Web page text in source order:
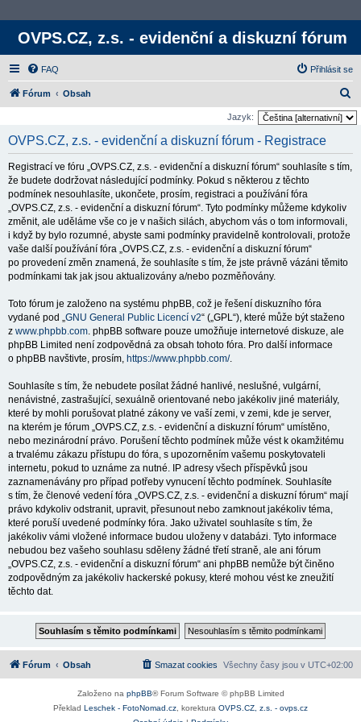
OVPS.CZ, z.s. - evidenční a diskuzní fórum
FAQ Přihlásit se
Fórum Obsah
l
Jazyk:
OVPS.CZ, z.s. - evidenční a diskuzní fórum - Registrace
Registrací ve fóru „OVPS.CZ, z.s. - evidenční a diskuzní fórum“ souhlasíte s tím,
že budete dodržovat následující podmínky. Pokud s některou z těchto
podmínek nesouhlasíte, ukončete, prosím, registraci a používání fóra
„OVPS.CZ, z.s. - evidenční a diskuzní fórum“. Tyto podmínky můžeme kdykoliv
změnit, ale uděláme vše co je v našich silách, abychom vás o tom informovali,
i když by bylo rozumné, abyste sami podmínky pravidelně kontrolovali, protože
vaše další používání fóra „OVPS.CZ, z.s. - evidenční a diskuzní fórum“
po provedení změn znamená, že souhlasíte s tím, že jste právně vázáni těmito
podmínkami tak jak jsou aktualizovány a/nebo pozměňovány.
Toto fórum je založeno na systému phpBB, což je řešení diskuzního fóra
vydané pod „GNU General Public Licencí v2“ („GPL“), které může být staženo
z www.phpbb.com. phpBB software pouze umožňuje internetové diskuze, ale
phpBB Limited není zodpovědná za obsah tohoto fóra. Pro další informace
o phpBB navštivte, prosím, https://www.phpbb.com/.
Souhlasíte s tím, že nebudete posílat žádné hanlivé, neslušné, vulgární,
nenávistné, zastrašující, sexuálně orientované nebo jakékoliv jiné materiály,
které by mohli porušovat platné zákony ve vaší zemi, v zemi, kde je server,
na kterém je fórum „OVPS.CZ, z.s. - evidenční a diskuzní fórum“ umístěno,
nebo mezinárodní právo. Porušení těchto podmínek může vést k okamžitému
a trvalému zákazu přístupu do fóra, s upozorněním vašemu poskytovateli
internetu, pokud to uznáme za nutné. IP adresy všech příspěvků jsou
zaznamenávány pro případ potřeby vynucení těchto podmínek. Souhlasíte
s tím, že členové vedení fóra „OVPS.CZ, z.s. - evidenční a diskuzní fórum“ mají
právo kdykoliv odstranit, upravit, přesunout nebo zamknout jakékoliv téma,
které poruší uvedené podmínky fóra. Jako uživatel souhlasíte s tím, že
jakékoliv vámi vložené informace budou uloženy v databázi. Tyto informace
nebudou bez vašeho souhlasu sděleny žádné třetí straně, ale ani fórum
„OVPS.CZ, z.s. - evidenční a diskuzní fórum“ ani phpBB nemůže být činěno
zodpovědným za jakékoliv hackerské pokusy, které mohou vést ke zneužití
těchto dat.
Fórum Obsah Všechny časy jsou v UTC+02:00
Smazat cookies
Založeno na phpBB® Forum Software © phpBB Limited
Překlad Leschek - FotoNomad.cz , korektura OVPS.CZ, z.s. - ovps.cz